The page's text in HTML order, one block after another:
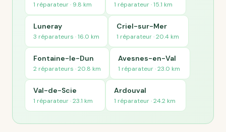
1 réparateur · 9.8 km 1 réparateur · 15.1 km
Luneray
3 réparateurs · 16.0 km
Criel-sur-Mer
1 réparateur · 20.4 km
Fontaine-le-Dun
2 réparateurs · 20.8 km
Avesnes-en-Val
1 réparateur · 23.0 km
Val-de-Scie
1 réparateur · 23.1 km
Ardouval
1 réparateur · 24.2 km